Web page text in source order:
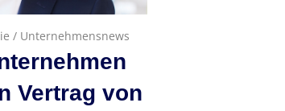
/ Unternehmensnews
Vertrag von